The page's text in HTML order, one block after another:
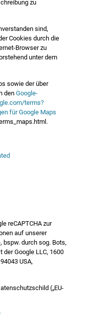
zu
sind,
Cookies durch die
Browser zu
unter dem
sowie der über
den Google-
terms?
für Google Maps
reCAPTCHA zur
auf unserer
durch sog. Bots,
der Google LLC, 1600
USA,
(„EU-